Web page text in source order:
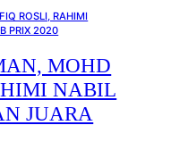
MOHD
NABIL
JUARA